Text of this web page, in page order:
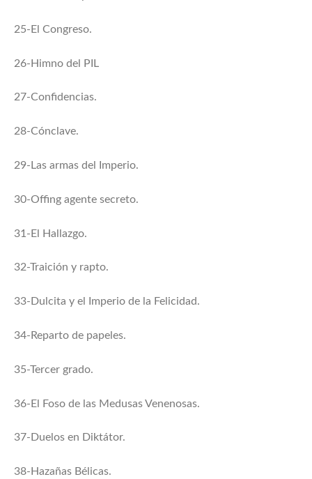
25-El Congreso.
26-Himno del PIL
27-Confidencias.
28-Cónclave.
29-Las armas del Imperio.
30-Offing agente secreto.
31-El Hallazgo.
32-Traición y rapto.
33-Dulcita y el Imperio de la Felicidad.
34-Reparto de papeles.
35-Tercer grado.
36-El Foso de las Medusas Venenosas.
37-Duelos en Diktátor.
38-Hazañas Bélicas.